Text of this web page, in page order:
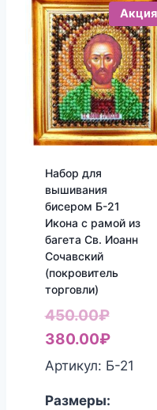
Акция
Набор для
вышивания
бисером Б-21
Икона с рамой из
багета Св. Иоанн
Сочавский
(покровитель
торговли)
450.00₽
цена
380.00₽
цена:
Артикул: Б-21
Размеры: